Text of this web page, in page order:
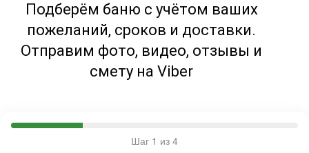
Подберём баню с учётом ваших
пожеланий, сроков и доставки.
Отправим фото, видео, отзывы и
смету на Viber
Шаг 1 из 4